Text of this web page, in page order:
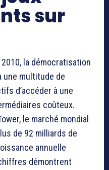
sur
la démocratisation
une multitude de
d’accéder à une
coûteux.
le marché mondial
de 92 milliards de
annuelle
démontrent